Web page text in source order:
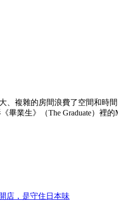
複雜的房間浪費了空間和時
業生》（The Graduate）裡的
店，是守住日本味